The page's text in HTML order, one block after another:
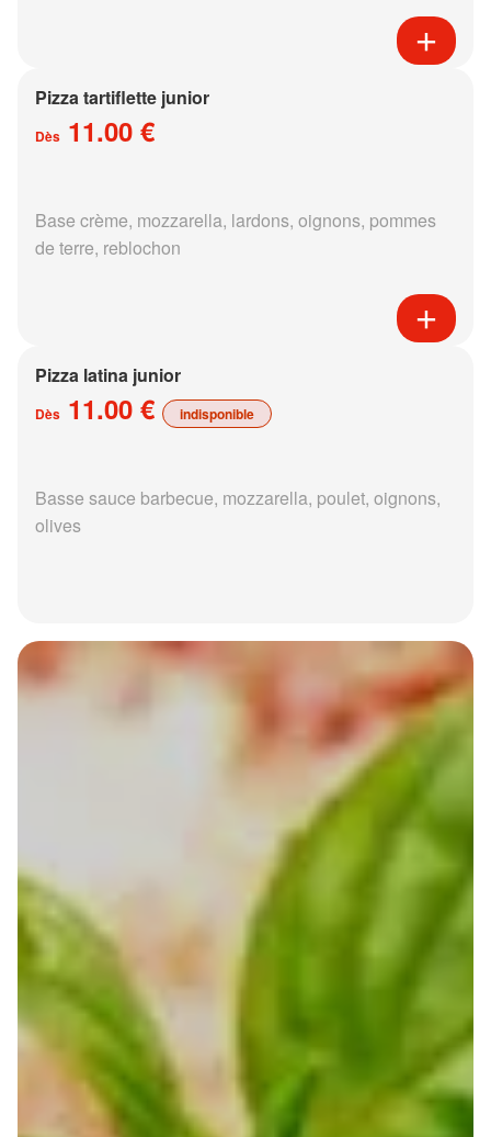
Pizza tartiflette junior
Dès 11.00 €
Base crème, mozzarella, lardons, oignons, pommes
de terre, reblochon
Pizza latina junior
Dès 11.00 € indisponible
Basse sauce barbecue, mozzarella, poulet, oignons,
olives